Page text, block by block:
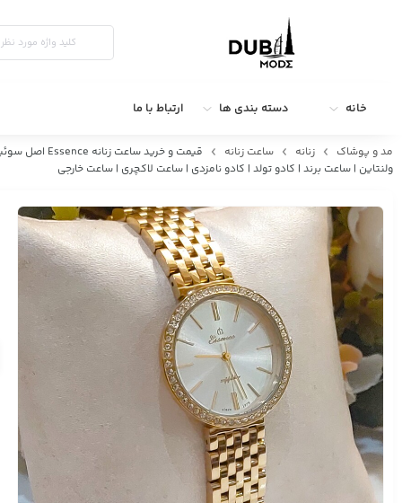
خانه دسته بندی ها ارتباط با ما
مد و پوشاک زنانه ساعت زنانه
ولنتاین | ساعت برند | کادو تولد | کادو نامزدی | ساعت لاکچری | ساعت خارجی